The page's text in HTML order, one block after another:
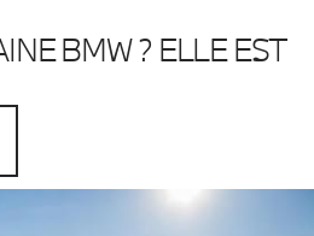
BMW ? ELLE EST